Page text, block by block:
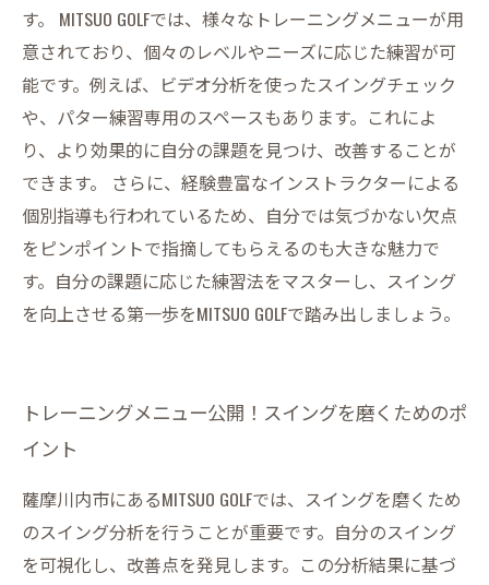
す。 MITSUO GOLFでは、様々なトレーニングメニューが用
意されており、個々のレベルやニーズに応じた練習が可
能です。例えば、ビデオ分析を使ったスイングチェック
や、パター練習専用のスペースもあります。これによ
り、より効果的に自分の課題を見つけ、改善することが
できます。 さらに、経験豊富なインストラクターによる
個別指導も行われているため、自分では気づかない欠点
をピンポイントで指摘してもらえるのも大きな魅力で
す。自分の課題に応じた練習法をマスターし、スイング
を向上させる第一歩をMITSUO GOLFで踏み出しましょう。
トレーニングメニュー公開！スイングを磨くためのポ
イント
薩摩川内市にあるMITSUO GOLFでは、スイングを磨くため
のスイング分析を行うことが重要です。自分のスイング
を可視化し、改善点を発見します。この分析結果に基づ